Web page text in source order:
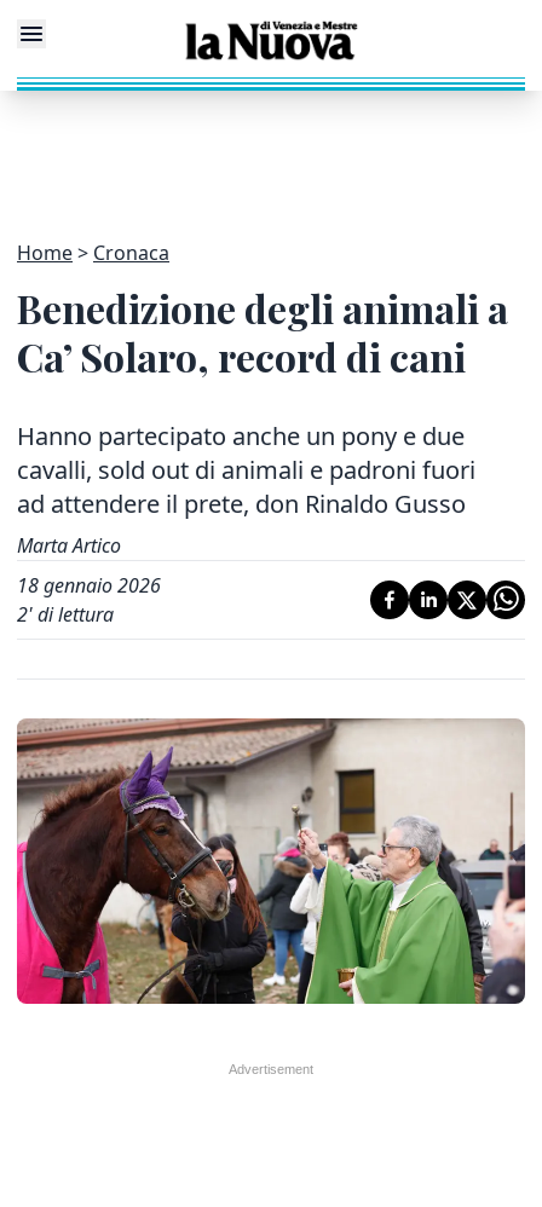
Home Cronaca
Benedizione degli animali a
Ca’ Solaro, record di cani
Hanno partecipato anche un pony e due
cavalli, sold out di animali e padroni fuori
ad attendere il prete, don Rinaldo Gusso
Marta Artico
18 gennaio 2026
2' di lettura